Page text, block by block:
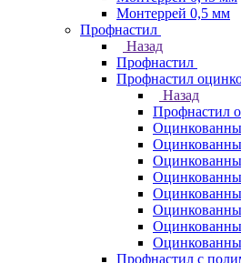
Монтеррей 0,5 мм
Профнастил
Назад
Профнастил
Профнастил
Назад
Профнастил
Профнастил с